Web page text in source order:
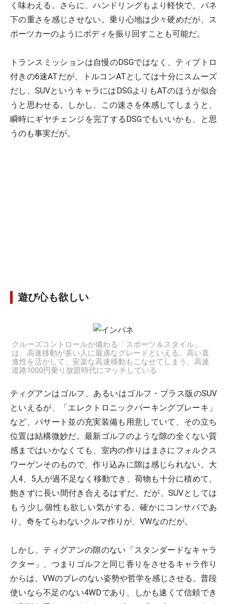
く味わえる。さらに、ハンドリングもより軽快で、バネ
下の重さを感じさせない。乗り心地は少々硬めだが、ス
ポーツカーのようにボディを振り回すことも可能だ。
トランスミッションは自慢のDSGではなく、ティプトロ
付きの6速ATだが、トルコンATとしては十分にスムーズ
だし、SUVというキャラにはDSGよりもATのほうが似合
うと思わせる。しかし、この速さを体感してしまうと、
瞬時にギヤチェンジを完了するDSGでもいいかも、と思
うのも事実だが。
遊び心も欲しい
クルーズコントロールが備わる「スポーツ＆スタイル」
は、高速移動が多い人に最適なグレードといえる。高い直
進性を活かして、安楽な高速移動もこなせてしまう。高速
道路1000円乗り放題時代にマッチしている
ティグアンはゴルフ、あるいはゴルフ・プラス版のSUV
といえるが、「エレクトロニックパーキングブレーキ」
など、パサート並の充実装備も用意していて、その立ち
位置は結構微妙だ。最新ゴルフのような隙の全くない質
感まではいかなくても、室内の作りはまさにフォルクス
ワーゲンそのもので、作り込みに隙は感じられない。大
人4、5人が過不足なく移動でき、荷物も十分に積めて、
飽きずに長い間付き合えるはずだ。だが、SUVとしては
もう少し個性も欲しい気がする。確かにコンサバであ
り、奇をてらわないクルマ作りが、VWなのだが。
しかし、ティグアンの隙のない「スタンダードなキャラ
クター」、つまりゴルフと同じ香りをさせるキャラ作り
からは、VWのブレのない姿勢や哲学を感じさせる。普段
使いなら不足のない4WDであり、しかも速くて信頼でき